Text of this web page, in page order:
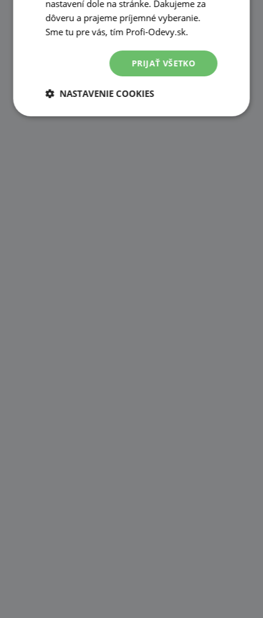
nastavení dole na stránke. Ďakujeme za
dôveru a prajeme príjemné vyberanie.
Sme tu pre vás, tím Profi-Odevy.sk.
PRIJAŤ VŠETKO
NASTAVENIE COOKIES